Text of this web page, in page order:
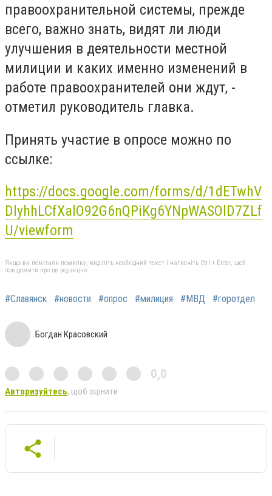
правоохранительной системы, прежде
всего, важно знать, видят ли люди
улучшения в деятельности местной
милиции и каких именно изменений в
работе правоохранителей они ждут, -
отметил руководитель главка.
Принять участие в опросе можно по
ссылке:
https://docs.google.com/forms/d/1dETwhV
DlyhhLCfXalO92G6nQPiKg6YNpWASOlD7ZLf
U/viewform
Якщо ви помітили помилку, виділіть необхідний текст і натисніть Ctrl + Enter, щоб
повідомити про це редакцію
#Славянск #новости #опрос #милиция #МВД #горотдел
Богдан Красовский
0,0
Авторизуйтесь, щоб оцінити